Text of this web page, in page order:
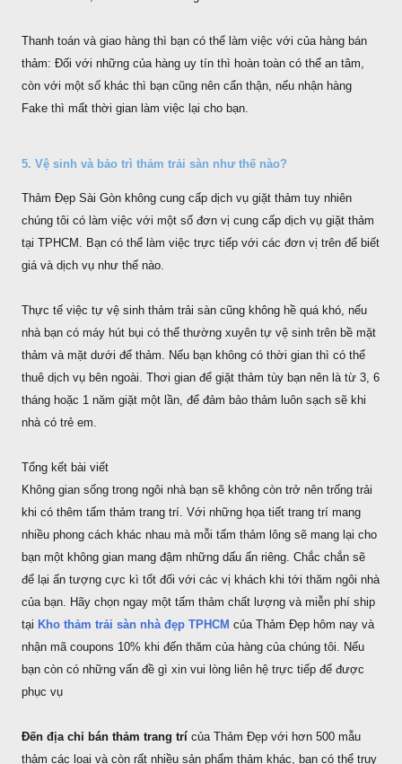
Thanh toán và giao hàng thì bạn có thể làm việc với của hàng bán
thảm: Đối với những của hàng uy tín thì hoàn toàn có thể an tâm,
còn với một số khác thì bạn cũng nên cẩn thận, nếu nhận hàng
Fake thì mất thời gian làm việc lại cho bạn.
5. Vệ sinh và bảo trì thảm trải sàn như thế nào?
Thảm Đẹp Sài Gòn không cung cấp dịch vụ giặt thảm tuy nhiên
chúng tôi có làm việc với một số đơn vị cung cấp dịch vụ giặt thảm
tại TPHCM. Bạn có thể làm việc trực tiếp với các đơn vị trên để biết
giá và dịch vụ như thế nào.
Thực tế việc tự vệ sinh thảm trải sàn cũng không hề quá khó, nếu
nhà bạn có máy hút bụi có thể thường xuyên tự vệ sinh trên bề mặt
thảm và mặt dưới đế thảm. Nếu bạn không có thời gian thì có thể
thuê dịch vụ bên ngoài. Thơi gian để giặt thảm tùy bạn nên là từ 3, 6
tháng hoặc 1 năm giặt một lần, để đảm bảo thảm luôn sạch sẽ khi
nhà có trẻ em.
Tổng kết bài viết
Không gian sống trong ngôi nhà bạn sẽ không còn trở nên trống trải
khi có thêm tấm thảm trang trí. Với những họa tiết trang trí mang
nhiều phong cách khác nhau mà mỗi tấm thảm lông sẽ mang lại cho
bạn một không gian mang đậm những dấu ấn riêng. Chắc chắn sẽ
để lại ấn tượng cực kì tốt đối với các vị khách khi tới thăm ngôi nhà
của bạn. Hãy chọn ngay một tấm thảm chất lượng và miễn phí ship
tại Kho thảm trải sàn nhà đẹp TPHCM của Thảm Đẹp hôm nay và
nhận mã coupons 10% khi đến thăm của hàng của chúng tôi. Nếu
bạn còn có những vấn đề gì xin vui lòng liên hệ trực tiếp để được
phục vụ
Đến địa chỉ bán thảm trang trí của Thảm Đẹp với hơn 500 mẫu
thảm các loại và còn rất nhiều sản phẩm thảm khác, bạn có thể truy